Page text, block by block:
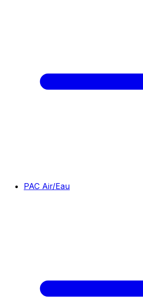
PAC Air/Eau